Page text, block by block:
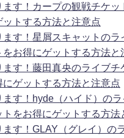
ます！カープの観戦チケッ
ットする方法と注意点
ます！星屑スキャットのラ
をお得にゲットする方法と
ます！藤田真央のライブチ
にゲットする方法と注意点
ます！hyde（ハイド）のラ
トをお得にゲットする方法
ます！GLAY（グレイ）の